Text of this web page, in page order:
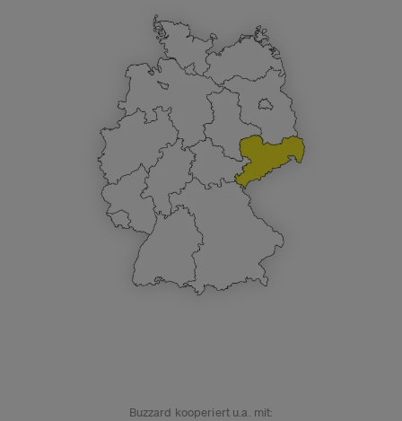
Buzzard kooperiert u.a. mit: